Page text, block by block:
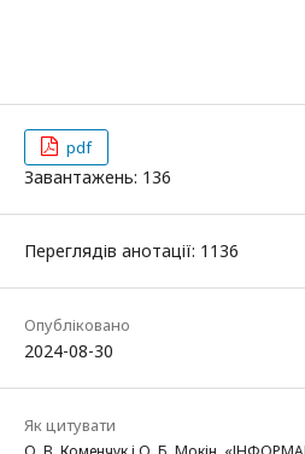
pdf
Завантажень: 136
Переглядів анотації: 1136
Опубліковано
2024-08-30
Як цитувати